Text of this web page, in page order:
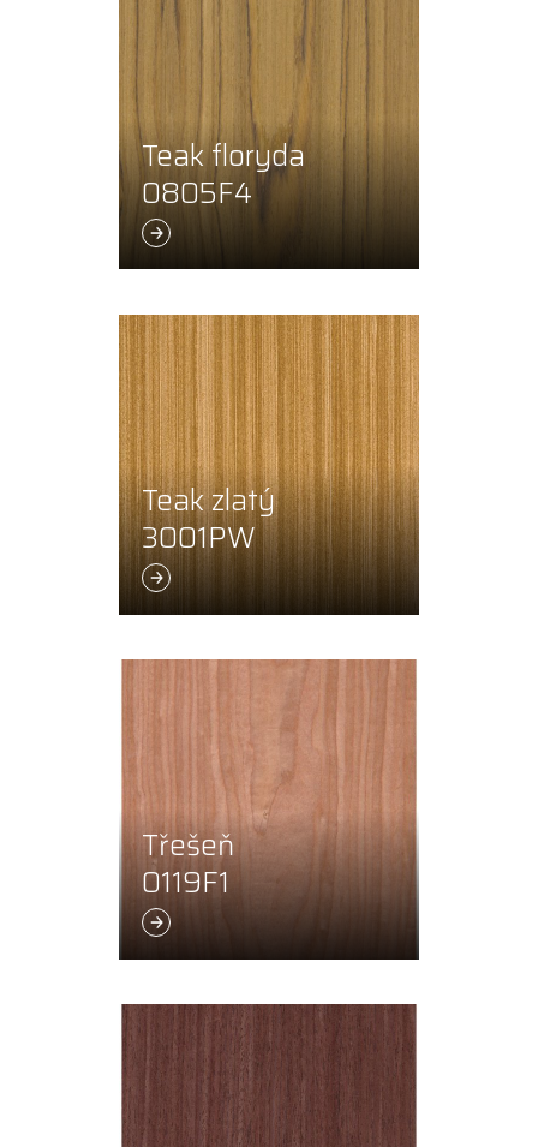
Teak floryda
0805F4
Teak zlatý
3001PW
Třešeň
0119F1